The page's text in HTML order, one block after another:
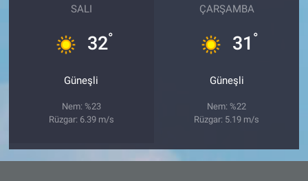
SALI
32°
Güneşli
Nem: %23
Rüzgar: 6.39 m/s
ÇARŞAMBA
31 °
Güneşli
Nem: %22
Rüzgar: 5.19 m/s